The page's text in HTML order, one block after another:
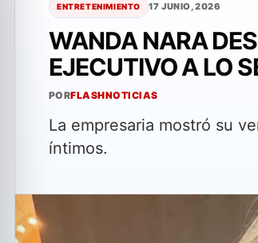
ENTRETENIMIENTO 17 JUNIO, 2026
WANDA NARA
EJECUTIVO A LO
PORFLASHNOTICIAS
La empresaria mostró su
íntimos.